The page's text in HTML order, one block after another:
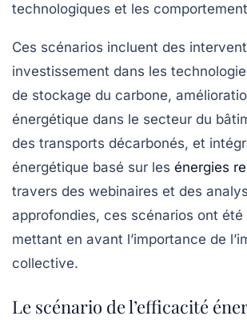
technologiques et les
Ces scénarios incluent des
investissement dans les
de stockage du carbone,
énergétique dans le secteur du
des transports décarbonés, et
énergétique basé sur les énergies
travers des webinaires et des
approfondies, ces scénarios ont été
mettant en avant l’importance de
collective.
Le scénario de l’efficacité